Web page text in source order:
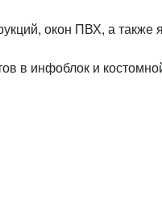
окон ПВХ, а
в инфоблок и